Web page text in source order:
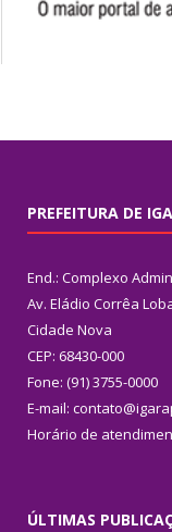
PREFEITURA DE
End.: Complexo
Av. Eládio Corrêa
Cidade Nova
CEP: 68430-000
Fone: (91) 3755-0000
E-mail:
Horário de
ÚLTIMAS